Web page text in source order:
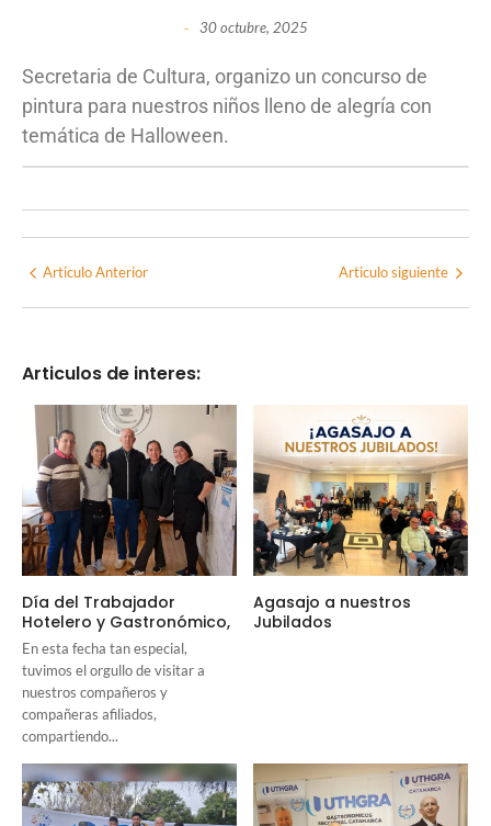
- 30 octubre, 2025
Secretaria de Cultura, organizo un concurso de
pintura para nuestros niños lleno de alegría con
temática de Halloween.
Articulo Anterior Articulo siguiente
Articulos de interes:
Día del Trabajador
Hotelero y Gastronómico,
En esta fecha tan especial,
tuvimos el orgullo de visitar a
nuestros compañeros y
compañeras afiliados,
compartiendo...
Agasajo a nuestros
Jubilados